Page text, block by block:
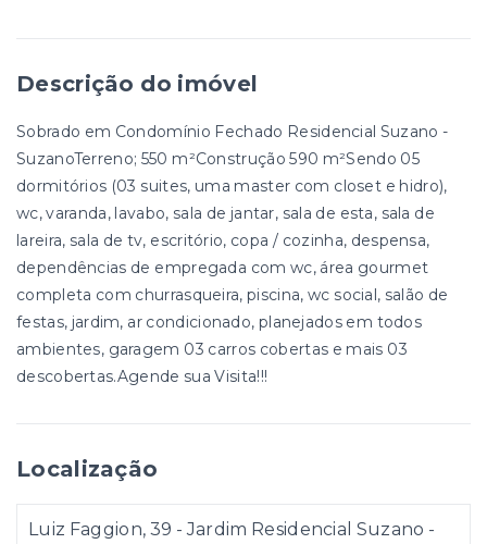
Descrição do imóvel
Sobrado em Condomínio Fechado Residencial Suzano -
SuzanoTerreno; 550 m²Construção 590 m²Sendo 05
dormitórios (03 suites, uma master com closet e hidro),
wc, varanda, lavabo, sala de jantar, sala de esta, sala de
lareira, sala de tv, escritório, copa / cozinha, despensa,
dependências de empregada com wc, área gourmet
completa com churrasqueira, piscina, wc social, salão de
festas, jardim, ar condicionado, planejados em todos
ambientes, garagem 03 carros cobertas e mais 03
descobertas.Agende sua Visita!!!
Localização
Luiz Faggion, 39 - Jardim Residencial Suzano -